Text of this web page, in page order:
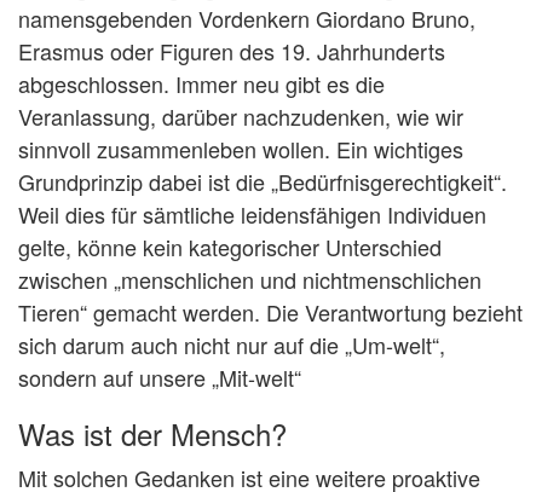
namensgebenden Vordenkern Giordano Bruno,
Erasmus oder Figuren des 19. Jahrhunderts
abgeschlossen. Immer neu gibt es die
Veranlassung, darüber nachzudenken, wie wir
sinnvoll zusammenleben wollen. Ein wichtiges
Grundprinzip dabei ist die „Bedürfnisgerechtigkeit“.
Weil dies für sämtliche leidensfähigen Individuen
gelte, könne kein kategorischer Unterschied
zwischen „menschlichen und nichtmenschlichen
Tieren“ gemacht werden. Die Verantwortung bezieht
sich darum auch nicht nur auf die „Um-welt“,
sondern auf unsere „Mit-welt“
Was ist der Mensch?
Mit solchen Gedanken ist eine weitere proaktive